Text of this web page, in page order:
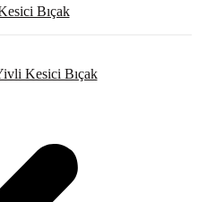
Bıçak
Kesici Bıçak